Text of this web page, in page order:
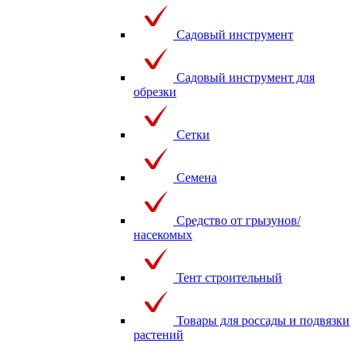
Садовый инструмент
Садовый инструмент для
обрезки
Сетки
Семена
Средство от грызунов/
насекомых
Тент строительный
Товары для россады и подвязки
растений